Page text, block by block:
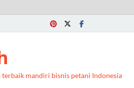
mandiri bisnis petani Indonesia